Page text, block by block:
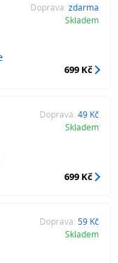
Doprava: zdarma
Skladem
699 Kč
Doprava: 49 Kč
Skladem
699 Kč
Doprava: 59 Kč
Skladem